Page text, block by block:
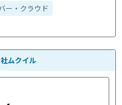
ー・クラウド
ムクイル